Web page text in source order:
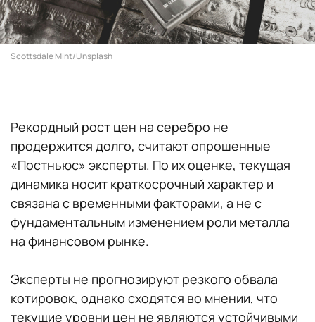
Scottsdale Mint/Unsplash
Рекордный рост цен на серебро не
продержится долго, считают опрошенные
«Постньюс» эксперты. По их оценке, текущая
динамика носит краткосрочный характер и
связана с временными факторами, а не с
фундаментальным изменением роли металла
на финансовом рынке.
Эксперты не прогнозируют резкого обвала
котировок, однако сходятся во мнении, что
текущие уровни цен не являются устойчивыми